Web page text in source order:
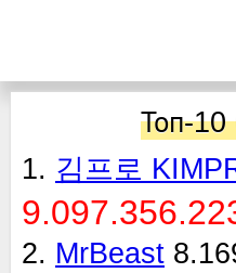
Топ-10
1. 김프로
2. MrBeast